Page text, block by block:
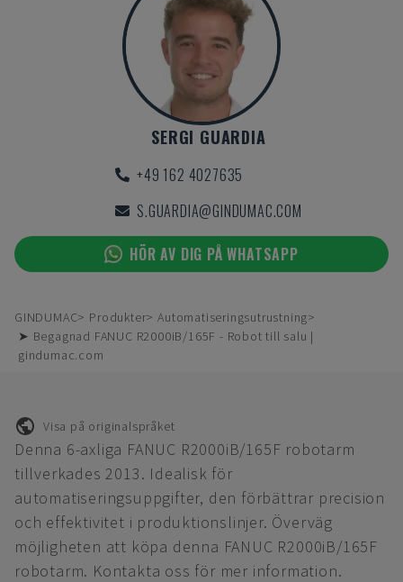
SERGI GUARDIA
+49 162 4027635
S.GUARDIA@GINDUMAC.COM
HÖR AV DIG PÅ WHATSAPP
GINDUMAC Produkter
Automatiseringsutrustning
➤ Begagnad FANUC R2000iB/165F - Robot till salu |
gindumac.com
Visa på originalspråket
Denna 6-axliga FANUC R2000iB/165F robotarm
tillverkades 2013. Idealisk för
automatiseringsuppgifter, den förbättrar precision
och effektivitet i produktionslinjer. Överväg
möjligheten att köpa denna FANUC R2000iB/165F
robotarm. Kontakta oss för mer information.